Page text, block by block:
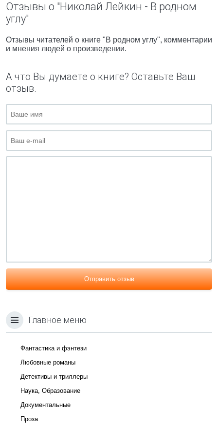
Отзывы о "Николай Лейкин - В родном
углу"
Отзывы читателей о книге "В родном углу", комментарии
и мнения людей о произведении.
А что Вы думаете о книге? Оставьте Ваш
отзыв.
Отправить отзыв
Главное меню
Фантастика и фэнтези
Любовные романы
Детективы и триллеры
Наука, Образование
Документальные
Проза